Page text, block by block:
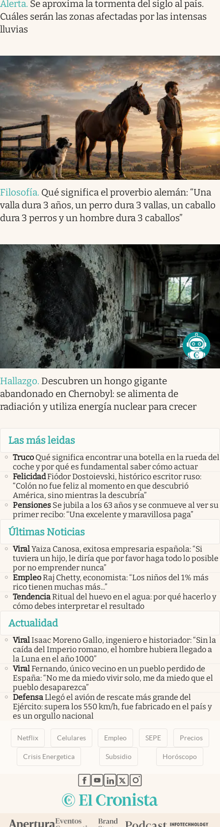
Alerta. Se aproxima la tormenta del siglo al país.
Cuáles serán las zonas afectadas por las intensas
lluvias
Filosofía. Qué significa el proverbio alemán: “Una
valla dura 3 años, un perro dura 3 vallas, un caballo
dura 3 perros y un hombre dura 3 caballos”
Hallazgo. Descubren un hongo gigante
abandonado en Chernobyl: se alimenta de
radiación y utiliza energía nuclear para crecer
Las más leidas
Truco Qué significa encontrar una botella en la rueda del
coche y por qué es fundamental saber cómo actuar
FelicidadFiódor Dostoievski, histórico escritor ruso:
“Colón no fue feliz al momento en que descubrió
América, sino mientras la descubría”
Pensiones Se jubila a los 63 años y se conmueve al ver su
primer recibo: “Una excelente y maravillosa paga”
Últimas Noticias
ViralYaiza Canosa, exitosa empresaria española: “Si
tuviera un hijo, le diría que por favor haga todo lo posible
por no emprender nunca”
EmpleoRaj Chetty, economista: “Los niños del 1% más
rico tienen muchas más...”
TendenciaRitual del huevo en el agua: por qué hacerlo y
cómo debes interpretar el resultado
Actualidad
ViralIsaac Moreno Gallo, ingeniero e historiador: “Sin la
caída del Imperio romano, el hombre hubiera llegado a
la Luna en el año 1000”
ViralFernando, único vecino en un pueblo perdido de
España: “No me da miedo vivir solo, me da miedo que el
pueblo desaparezca”
DefensaLlegó el avión de rescate más grande del
Ejército: supera los 550 km/h, fue fabricado en el país y
es un orgullo nacional
Netflix Celulares Empleo SEPE Precios
Crisis Energetica Subsidio Horóscopo
abre en nueva pestaña
abre en nueva pestaña
abre en nueva pestaña
abre en nueva pestaña
abre en nueva pestaña